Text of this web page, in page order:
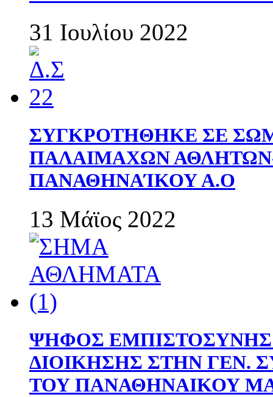
31 Ιουλίου 2022
ΣΥΓΚΡΟΤΗΘΗΚΕ ΣΕ
ΠΑΛΑΙΜΑΧΩΝ
ΠΑΝΑΘΗΝΑΊΚΟΥ Α.Ο
13 Μάϊος 2022
ΨΗΦΟΣ
ΔΙΟΙΚΗΣΗΣ ΣΤΗΝ ΓΕΝ.
ΤΟΥ ΠΑΝΑΘΗΝΑΙΚΟΥ